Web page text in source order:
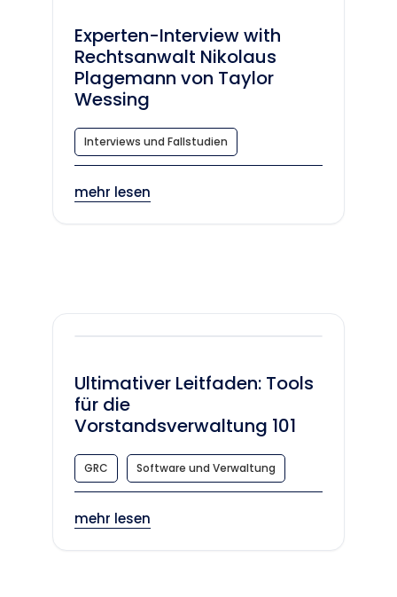
Experten-Interview with
Rechtsanwalt Nikolaus
Plagemann von Taylor
Wessing
Interviews und Fallstudien
mehr lesen
Ultimativer Leitfaden: Tools
für die
Vorstandsverwaltung 101
GRC Software und Verwaltung
mehr lesen